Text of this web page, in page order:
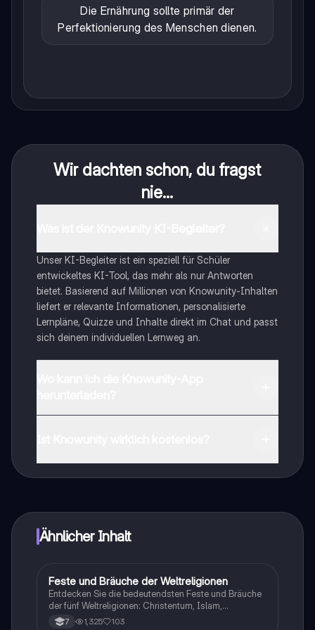
Die Ernährung sollte primär der
Perfektionierung des Menschen dienen.
Wir dachten schon, du fragst
nie...
Unser KI-Begleiter ist ein speziell für Schüler
entwickeltes KI-Tool, das mehr als nur Antworten
bietet. Basierend auf Millionen von Knowunity-Inhalten
liefert er relevante Informationen, personalisierte
Lernpläne, Quizze und Inhalte direkt im Chat und passt
sich deinem individuellen Lernweg an.
Ähnlicher Inhalt
Religion
Feste und Bräuche der Weltreligionen
Entdecken Sie die bedeutendsten Feste und Bräuche
der fünf Weltreligionen: Christentum, Islam,
Hinduismus, Judentum und Buddhismus. Diese
7 1,325 103